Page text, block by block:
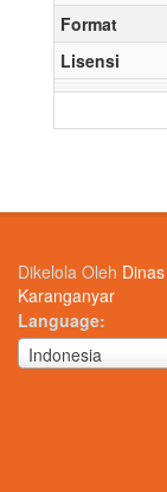
Format
Lisensi
Dikelola Oleh
Karanganyar
Language
Indonesia
Language